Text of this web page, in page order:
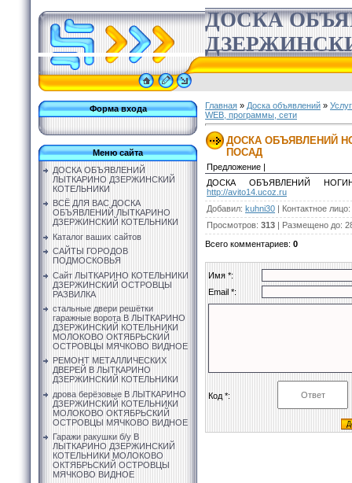
ДОСКА
Форма входа
Меню сайта
ДОСКА ОБЪЯВЛЕНИЙ
ЛЫТКАРИНО ДЗЕРЖИНСКИЙ
КОТЕЛЬНИКИ
ВСЁ ДЛЯ ВАС ДОСКА
ОБЪЯВЛЕНИЙ ЛЫТКАРИНО
ДЗЕРЖИНСКИЙ КОТЕЛЬНИКИ
Каталог ваших сайтов
САЙТЫ ГОРОДОВ
ПОДМОСКОВЬЯ
Сайт ЛЫТКАРИНО КОТЕЛЬНИКИ
ДЗЕРЖИНСКИЙ ОСТРОВЦЫ
РАЗВИЛКА
стальные двери решётки
гаражные ворота В ЛЫТКАРИНО
ДЗЕРЖИНСКИЙ КОТЕЛЬНИКИ
МОЛОКОВО ОКТЯБРЬСКИЙ
ОСТРОВЦЫ МЯЧКОВО ВИДНОЕ
РЕМОНТ МЕТАЛЛИЧЕСКИХ
ДВЕРЕЙ В ЛЫТКАРИНО
ДЗЕРЖИНСКИЙ КОТЕЛЬНИКИ
дрова берёзовые В ЛЫТКАРИНО
ДЗЕРЖИНСКИЙ КОТЕЛЬНИКИ
МОЛОКОВО ОКТЯБРЬСКИЙ
ОСТРОВЦЫ МЯЧКОВО ВИДНОЕ
Гаражи ракушки б/у В
ЛЫТКАРИНО ДЗЕРЖИНСКИЙ
КОТЕЛЬНИКИ МОЛОКОВО
ОКТЯБРЬСКИЙ ОСТРОВЦЫ
МЯЧКОВО ВИДНОЕ
Главная » Доска объявлений »
WEB, программы, сети
ДОСКА ОБЪЯВЛЕНИЙ
ПОСАД
Предложение |
ДОСКА ОБЪЯВЛЕНИЙ
http://avito14.ucoz.ru
Добавил: kuhni30 | Контактное лицо:
Просмотров: 313 | Размещено до:
Всего комментариев: 0
Имя *:
Email *:
Код *: